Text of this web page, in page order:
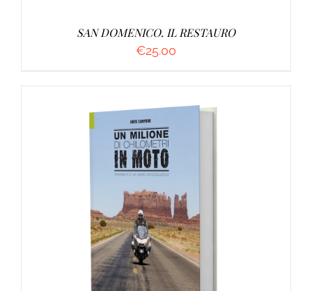
SAN DOMENICO. IL RESTAURO
€25.00
AGGIUNGI AL CARRELLO /